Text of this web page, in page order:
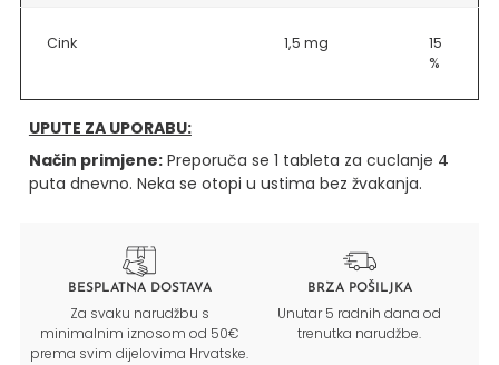
Cink 1,5 mg
15
%
UPUTE ZA UPORABU:
Način primjene: Preporuča se 1 tableta za cuclanje 4
puta dnevno. Neka se otopi u ustima bez žvakanja.
BESPLATNA DOSTAVA
Za svaku narudžbu s
minimalnim iznosom od 50€
prema svim dijelovima Hrvatske.
BRZA POŠILJKA
Unutar 5 radnih dana od
trenutka narudžbe.